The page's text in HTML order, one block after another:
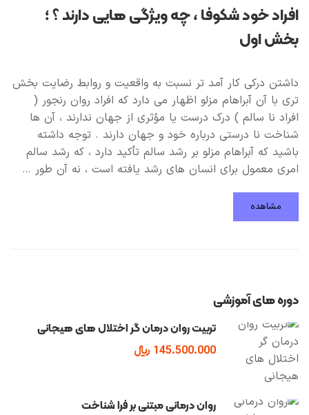
افراد خود شکوفا ، چه ویژگی هایی دارند ؟ ؛
بخش اول
داشتن درکی کار آمد تر نسبت به واقعیت و روابط رضایت بخش
تری با آن آبراهام مزلو اظهار می دارد که افراد روان رنجور (
افراد نا سالم ) درک درست یا مؤثری از جهان ندارند ، آن ها
شناخت نا درستی درباره خود و جهان دارند . توجه داشته
باشید که آبراهام مزلو بر رشد سالم تأکید دارد ، که رشد سالم
امری معمول برای انسان های رشد یافته است ، نه آن طور …
مشاهده
دوره های آموزشی
تربیت روان درمان گر اختلال های هیجانی
145.500.000 ﷼
روان درمانی مبتنی بر فرا شناخت